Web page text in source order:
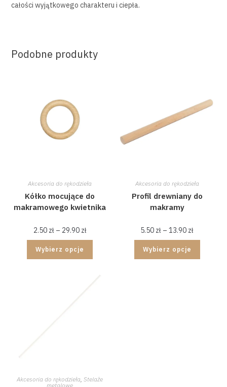
całości wyjątkowego charakteru i ciepła.
Podobne produkty
Akcesoria do rękodzieła
Kółko mocujące do
makramowego kwietnika
2.50 zł – 29.90 zł
Wybierz opcje
Akcesoria do rękodzieła
Profil drewniany do
makramy
5.50 zł – 13.90 zł
Wybierz opcje
Akcesoria do rękodzieła,Stelaże
metalowe